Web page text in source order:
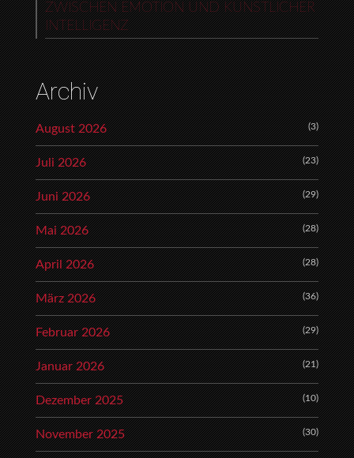
ZWISCHEN EMOTION UND KÜNSTLICHER
INTELLIGENZ
Archiv
August 2026 (3)
Juli 2026 (23)
Juni 2026 (29)
Mai 2026 (28)
April 2026 (28)
März 2026 (36)
Februar 2026 (29)
Januar 2026 (21)
Dezember 2025 (10)
November 2025 (30)